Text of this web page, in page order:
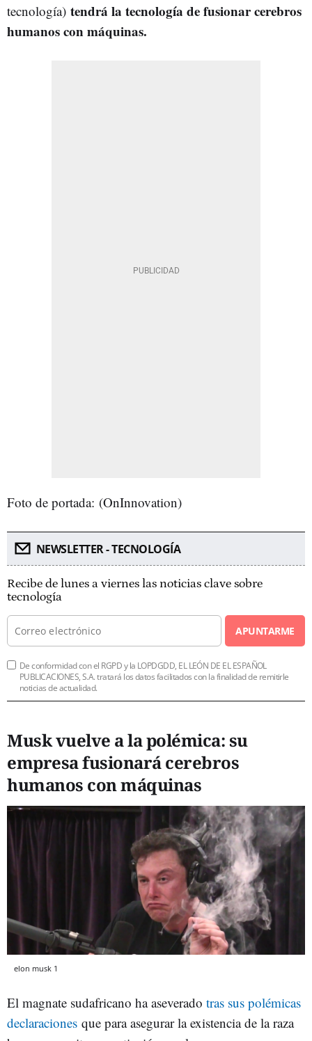
tecnología) tendrá la tecnología de fusionar cerebros
humanos con máquinas.
Foto de portada: (OnInnovation)
NEWSLETTER - TECNOLOGÍA
Recibe de lunes a viernes las noticias clave sobre
tecnología
APUNTARME
De conformidad con el RGPD y la LOPDGDD, EL LEÓN DE EL ESPAÑOL
PUBLICACIONES, S.A. tratará los datos facilitados con la finalidad de remitirle
noticias de actualidad.
Musk vuelve a la polémica: su
empresa fusionará cerebros
humanos con máquinas
elon musk 1
El magnate sudafricano ha aseverado tras sus polémicas
declaraciones que para asegurar la existencia de la raza